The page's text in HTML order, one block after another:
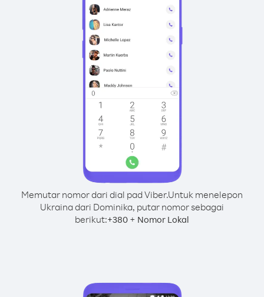
Memutar nomor dari dial pad Viber.Untuk menelepon
Ukraina dari Dominika, putar nomor sebagai
berikut:+380 + Nomor Lokal